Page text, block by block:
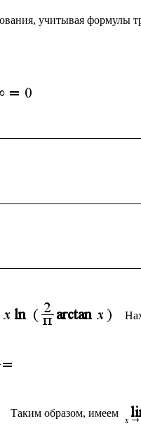
учитывая формулы
Таким образом, имеем